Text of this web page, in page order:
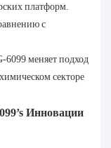
платформ.
с
Инновации